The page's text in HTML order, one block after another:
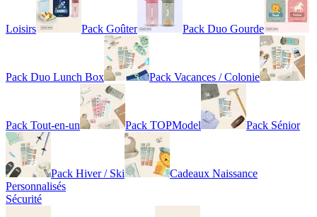
Loisirs Pack Goûter Pack Duo Gourde
Pack Duo Lunch Box Pack Vacances / Colonie
Pack Tout-en-un Pack TOPModel Pack Sénior
Pack Hiver / Ski
Cadeaux Naissance
Personnalisés
Sécurité